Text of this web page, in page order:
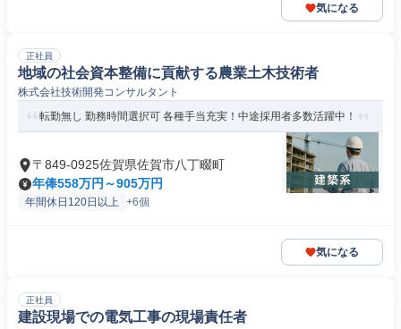
気になる
正社員
地域の社会資本整備に貢献する農業土木技術者
株式会社技術開発コンサルタント
転勤無し 勤務時間選択可 各種手当充実！中途採用者多数活躍中！
〒849-0925佐賀県佐賀市八丁畷町
年俸558万円～905万円
年間休日120日以上 +6個
気になる
正社員
建設現場での電気工事の現場責任者